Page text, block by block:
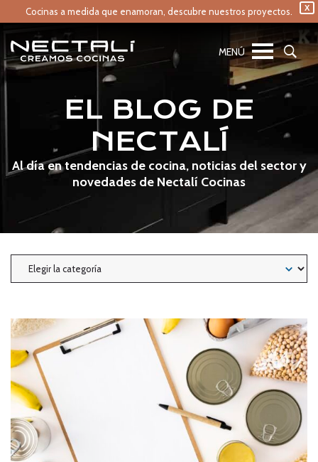
X
Cocinas a medida que enamoran, descubre nuestros proyectos.
EL BLOG DE
NECTALÍ
Al día en tendencias de cocina, noticias del sector y
novedades de Nectalí Cocinas